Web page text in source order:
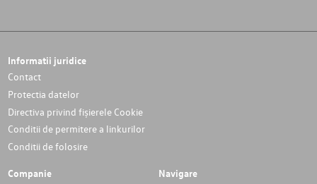
Informatii juridice
Contact
Protectia datelor
Directiva privind fișierele Cookie
Conditii de permitere a linkurilor
Conditii de folosire
Companie Navigare